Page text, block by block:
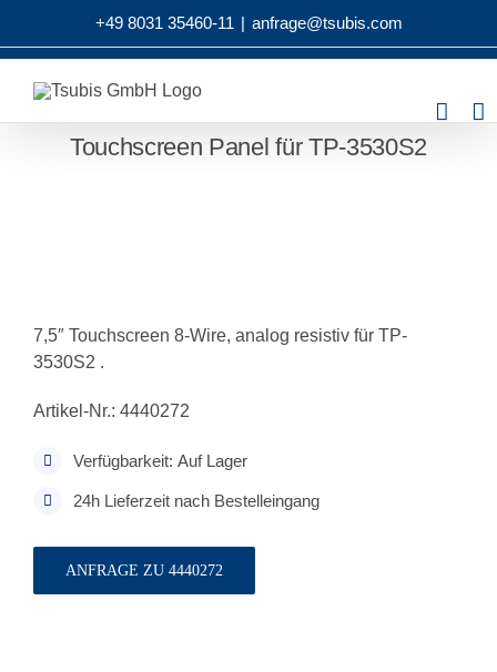
springen
+49 8031 35460-11 | anfrage@tsubis.com
Touchscreen Panel für TP-3530S2
7,5″ Touchscreen 8-Wire, analog resistiv für TP-
3530S2 .
Artikel-Nr.: 4440272
Verfügbarkeit: Auf Lager
24h Lieferzeit nach Bestelleingang
ANFRAGE ZU 4440272